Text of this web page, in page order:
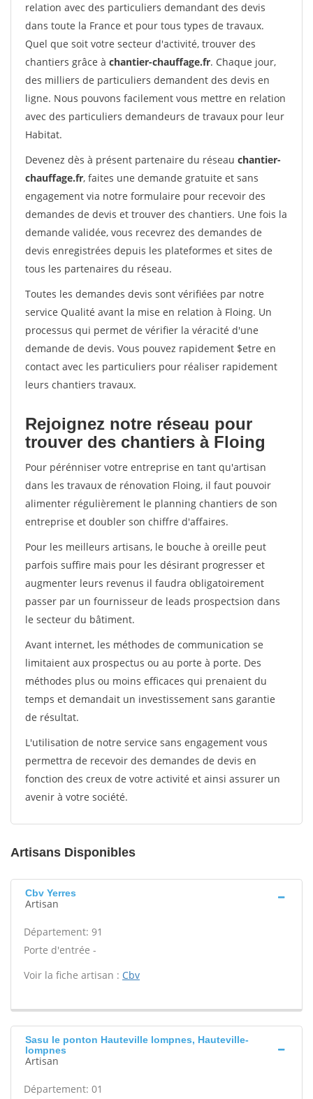
relation avec des particuliers demandant des devis
dans toute la France et pour tous types de travaux.
Quel que soit votre secteur d'activité, trouver des
chantiers grâce à chantier-chauffage.fr. Chaque jour,
des milliers de particuliers demandent des devis en
ligne. Nous pouvons facilement vous mettre en relation
avec des particuliers demandeurs de travaux pour leur
Habitat.
Devenez dès à présent partenaire du réseau chantier-
chauffage.fr, faites une demande gratuite et sans
engagement via notre formulaire pour recevoir des
demandes de devis et trouver des chantiers. Une fois la
demande validée, vous recevrez des demandes de
devis enregistrées depuis les plateformes et sites de
tous les partenaires du réseau.
Toutes les demandes devis sont vérifiées par notre
service Qualité avant la mise en relation à Floing. Un
processus qui permet de vérifier la véracité d'une
demande de devis. Vous pouvez rapidement $etre en
contact avec les particuliers pour réaliser rapidement
leurs chantiers travaux.
Rejoignez notre réseau pour
trouver des chantiers à Floing
Pour pérénniser votre entreprise en tant qu'artisan
dans les travaux de rénovation Floing, il faut pouvoir
alimenter régulièrement le planning chantiers de son
entreprise et doubler son chiffre d'affaires.
Pour les meilleurs artisans, le bouche à oreille peut
parfois suffire mais pour les désirant progresser et
augmenter leurs revenus il faudra obligatoirement
passer par un fournisseur de leads prospectsion dans
le secteur du bâtiment.
Avant internet, les méthodes de communication se
limitaient aux prospectus ou au porte à porte. Des
méthodes plus ou moins efficaces qui prenaient du
temps et demandait un investissement sans garantie
de résultat.
L'utilisation de notre service sans engagement vous
permettra de recevoir des demandes de devis en
fonction des creux de votre activité et ainsi assurer un
avenir à votre société.
Artisans Disponibles
Cbv Yerres
Artisan
Département: 91
Porte d'entrée -
Voir la fiche artisan : Cbv
Sasu le ponton Hauteville lompnes, Hauteville-
lompnes
Artisan
Département: 01